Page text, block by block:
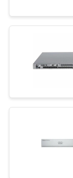
CÁC
VỤ
ĐỒ
TRANG
Bộ